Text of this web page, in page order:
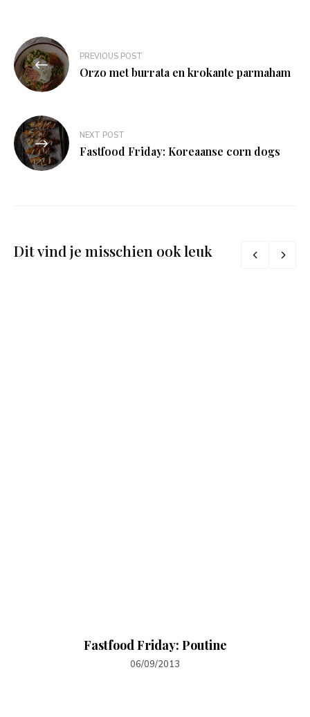
Bericht
navigatie
PREVIOUS POST
Orzo met burrata en krokante parmaham
NEXT POST
Fastfood Friday: Koreaanse corn dogs
Dit vind je misschien ook leuk
Fastfood Friday: Poutine
06/09/2013